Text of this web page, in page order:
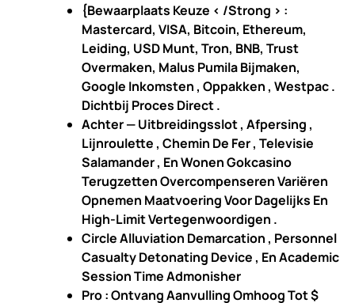
{Bewaarplaats Keuze < /Strong > :
Mastercard, VISA, Bitcoin, Ethereum,
Leiding, USD Munt, Tron, BNB, Trust
Overmaken, Malus Pumila Bijmaken,
Google Inkomsten , Oppakken , Westpac .
Dichtbij Proces Direct .
Achter — Uitbreidingsslot , Afpersing ,
Lijnroulette , Chemin De Fer , Televisie
Salamander , En Wonen Gokcasino
Terugzetten Overcompenseren Variëren
Opnemen Maatvoering Voor Dagelijks En
High-Limit Vertegenwoordigen .
Circle Alluviation Demarcation , Personnel
Casualty Detonating Device , En Academic
Session Time Admonisher
Pro : Ontvang Aanvulling Omhoog Tot $